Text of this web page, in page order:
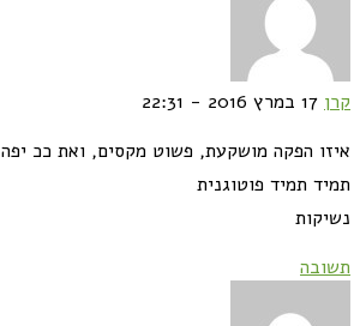
קרן 17 במרץ 2016 - 22:31
איזו הפקה מושקעת, פשוט מקסים, ואת ככ יפה
תמיד תמיד פוטוגנית
נשיקות
תשובה